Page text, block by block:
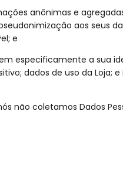
anônimas e
aos seus
e
especificamente a sua
dados de uso da Loja;
não coletamos Dados